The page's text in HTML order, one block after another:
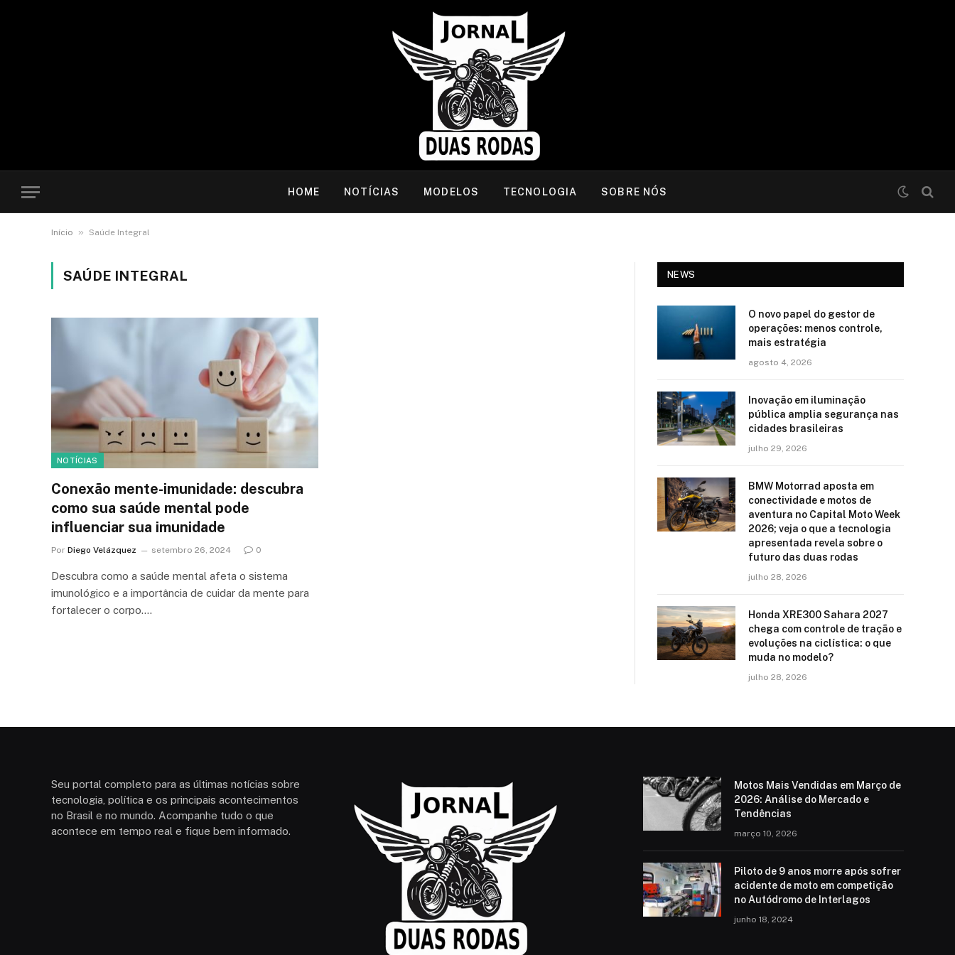
HOME NOTÍCIAS MODELOS TECNOLOGIA SOBRE NÓS
Início » Saúde Integral
SAÚDE INTEGRAL
NOTÍCIAS
Conexão mente-imunidade: descubra
como sua saúde mental pode
influenciar sua imunidade
Por Diego Velázquez setembro 26, 2024 0
Descubra como a saúde mental afeta o sistema
imunológico e a importância de cuidar da mente para
fortalecer o corpo.…
NEWS
O novo papel do gestor de
operações: menos controle,
mais estratégia
agosto 4, 2026
Inovação em iluminação
pública amplia segurança nas
cidades brasileiras
julho 29, 2026
BMW Motorrad aposta em
conectividade e motos de
aventura no Capital Moto Week
2026; veja o que a tecnologia
apresentada revela sobre o
futuro das duas rodas
julho 28, 2026
Honda XRE300 Sahara 2027
chega com controle de tração e
evoluções na ciclística: o que
muda no modelo?
julho 28, 2026
Seu portal completo para as últimas notícias sobre
tecnologia, política e os principais acontecimentos
no Brasil e no mundo. Acompanhe tudo o que
acontece em tempo real e fique bem informado.
Motos Mais Vendidas em Março de
2026: Análise do Mercado e
Tendências
março 10, 2026
Piloto de 9 anos morre após sofrer
acidente de moto em competição
no Autódromo de Interlagos
junho 18, 2024